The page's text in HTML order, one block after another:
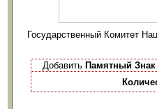
Государственный Комитет
Добавить Памятный